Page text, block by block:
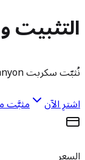
التثبيت
نُثبّت سكربت CodeCanyon على خادمك، نُعدّ كل شيء، ونُسلّمه مُختبرًا وجاهزًا للإنتاج.
اشترِ الآن
مثبَّت